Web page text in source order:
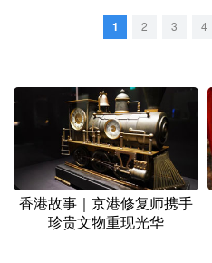
1 2 3 4
香港故事｜京港修复师携手
珍贵文物重现光华